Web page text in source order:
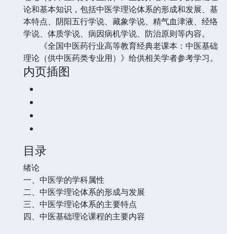
论和基本知识，包括中医学理论体系的形成和发展、基
本特点、阴阳五行学说、藏象学说、精气血津液、经络
学说、体质学说、病因病机学说、防治原则等内容。
《全国中医药行业高等教育经典老课本：中医基础
理论（供中医药类专业用）》给供相关学者参考学习。
内页插图
目录
绪论
一、中医学的学科属性
二、中医学理论体系的形成与发展
三、中医学理论体系的主要特点
四、中医基础理论课程的主要内容